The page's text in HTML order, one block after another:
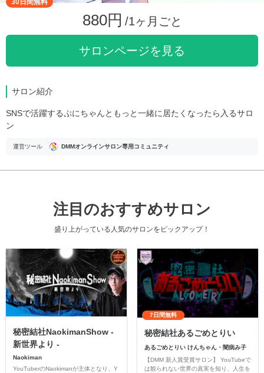
30日間無料
880円 /1ヶ月ごと
サロンページを見る
サロン紹介
SNSで活躍するぷにちゃんともっと一緒に居たくなったら入るサロ
ン
運営ツール DMMオンラインサロン専用コミュニティ
注目のおすすめサロン
盛り上がっている人気のサロンをピックアップ！
秘密結社NaokimanShow -
新世界より -
Naokiman
YouTuberのNaokimanが主体となり、Y
7日間無料
秘密結社あるごめとりい
あるごめとりい けんちゃん・闇病み子
【DMM 新人賞受賞サロン】 YouTubeで
は観られない世界の真実を知り、人生を